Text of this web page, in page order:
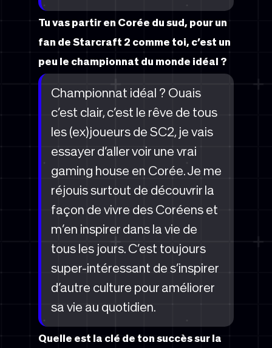
Tu vas partir en Corée du sud, pour un
fan de Starcraft 2 comme toi, c’est un
peu le championnat du monde idéal ?
Championnat idéal ? Ouais
c’est clair, c’est le rêve de tous
les (ex)joueurs de SC2, je vais
essayer d’aller voir une vrai
gaming house en Corée. Je me
réjouis surtout de découvrir la
façon de vivre des Coréens et
m’en inspirer dans la vie de
tous les jours. C’est toujours
super-intéressant de s’inspirer
d’autre culture pour améliorer
sa vie au quotidien.
Quelle est la clé de ton succès sur la